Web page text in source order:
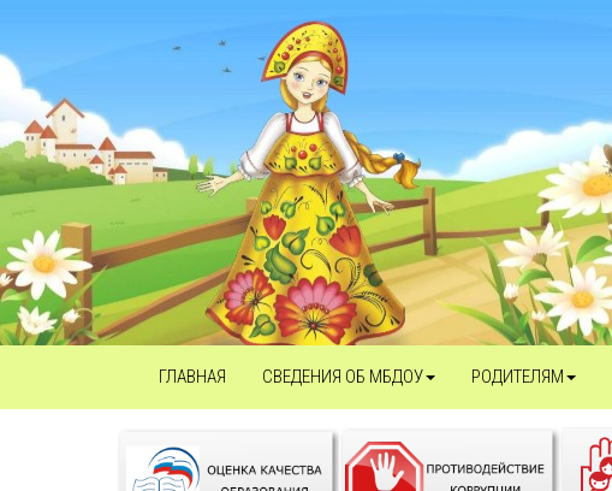
ГЛАВНАЯ СВЕДЕНИЯ ОБ МБДОУ РОДИТЕЛЯМ